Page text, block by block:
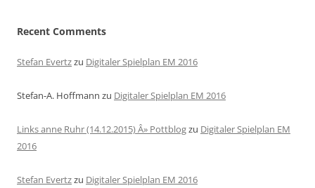
Recent Comments
Stefan Evertzzu Digitaler Spielplan EM 2016
Stefan-A. Hoffmann zu Digitaler Spielplan EM 2016
Links anne Ruhr (14.12.2015) Â» Pottblogzu Digitaler Spielplan EM
2016
Stefan Evertzzu Digitaler Spielplan EM 2016